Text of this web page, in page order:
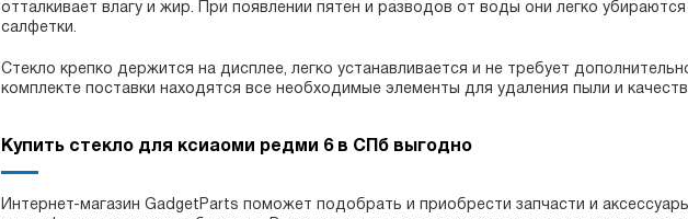
отталкивает влагу и жир. При появлении пятен и разводов от воды они легко
салфетки.
Стекло крепко держится на дисплее, легко устанавливается и не требует
комплекте поставки находятся все необходимые элементы для удаления пыли и
Купить стекло для ксиаоми редми 6 в СПб выгодно
Интернет-магазин GadgetParts поможет подобрать и приобрести запчасти и